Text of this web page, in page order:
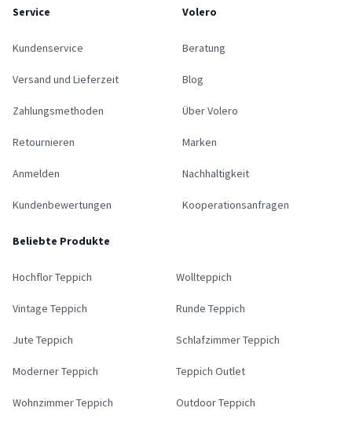
Service
Kundenservice
Versand und Lieferzeit
Zahlungsmethoden
Retournieren
Anmelden
Kundenbewertungen
Volero
Beratung
Blog
Über Volero
Marken
Nachhaltigkeit
Kooperationsanfragen
Beliebte Produkte
Hochflor Teppich Wollteppich
Vintage Teppich Runde Teppich
Jute Teppich Schlafzimmer Teppich
Moderner Teppich Teppich Outlet
Wohnzimmer Teppich Outdoor Teppich